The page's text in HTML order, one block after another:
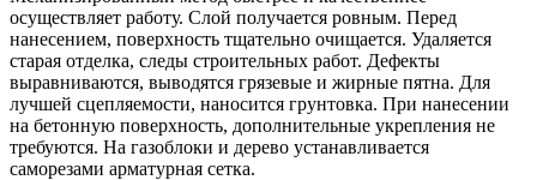
осуществляет работу. Слой получается ровным. Перед
нанесением, поверхность тщательно очищается. Удаляется
старая отделка, следы строительных работ. Дефекты
выравниваются, выводятся грязевые и жирные пятна. Для
лучшей сцепляемости, наносится грунтовка. При нанесении
на бетонную поверхность, дополнительные укрепления не
требуются. На газоблоки и дерево устанавливается
саморезами арматурная сетка.